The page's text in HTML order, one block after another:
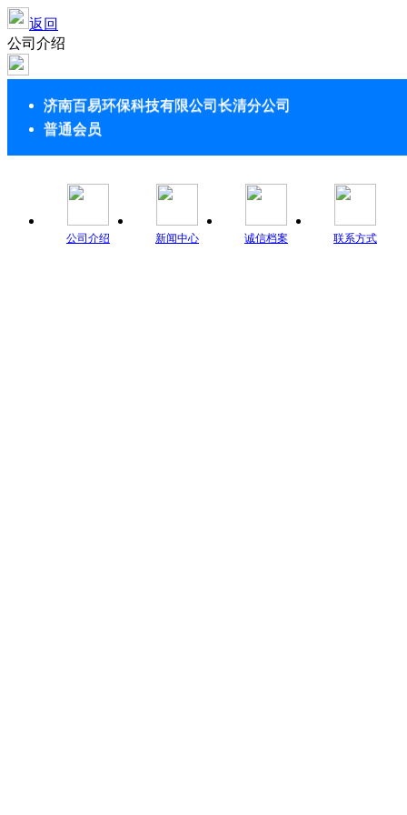
返回
公司介绍
济南百易环保科技有限公司长清分公司
普通会员
公司介绍 新闻中心 诚信档案 联系方式